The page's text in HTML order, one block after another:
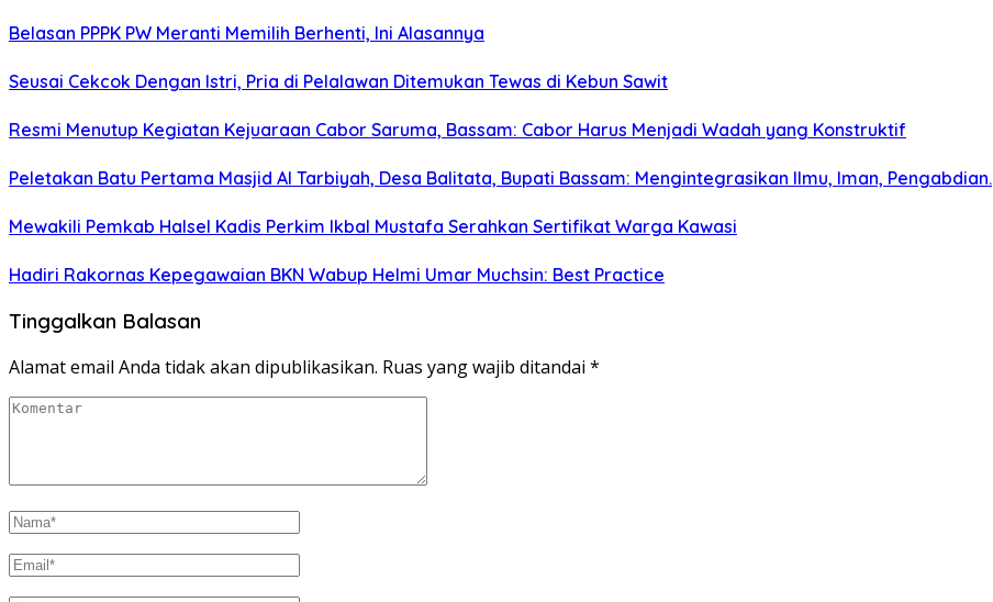
Belasan PPPK PW Meranti Memilih Berhenti, Ini Alasannya
Seusai Cekcok Dengan Istri, Pria di Pelalawan Ditemukan Tewas di Kebun Sawit
Resmi Menutup Kegiatan Kejuaraan Cabor Saruma, Bassam: Cabor Harus Menjadi Wadah yang Konstruktif
Peletakan Batu Pertama Masjid Al Tarbiyah, Desa Balitata, Bupati Bassam: Mengintegrasikan Ilmu, Iman, Pengabdian.
Mewakili Pemkab Halsel Kadis Perkim Ikbal Mustafa Serahkan Sertifikat Warga Kawasi
Hadiri Rakornas Kepegawaian BKN Wabup Helmi Umar Muchsin: Best Practice
Tinggalkan Balasan
Alamat email Anda tidak akan dipublikasikan. Ruas yang wajib ditandai *